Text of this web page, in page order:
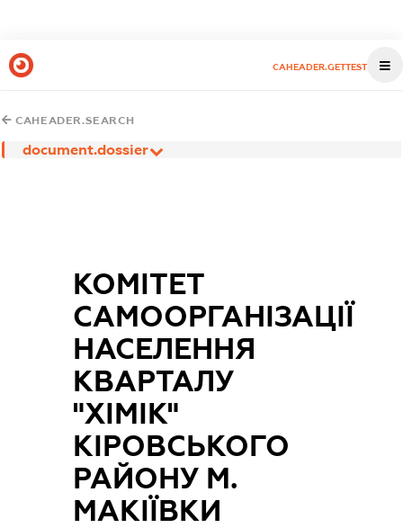
CAHEADER.GETTEST
CAHEADER.SEARCH
document.dossier
КОМІТЕТ
САМООРГАНІЗАЦІЇ
НАСЕЛЕННЯ
КВАРТАЛУ
"ХІМІК"
КІРОВСЬКОГО
РАЙОНУ М.
МАКІЇВКИ